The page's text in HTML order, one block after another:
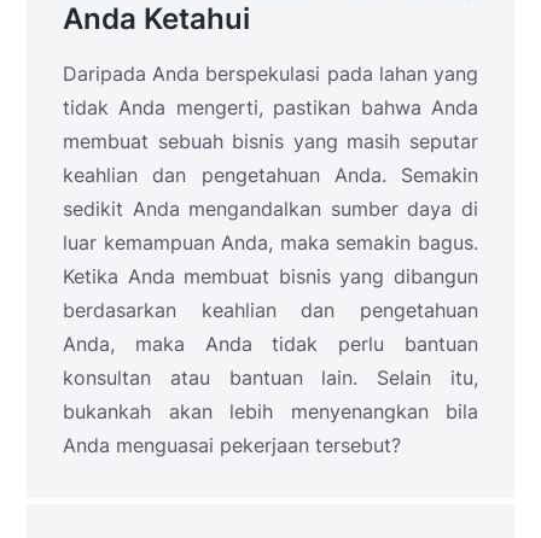
Anda Ketahui
Daripada Anda berspekulasi pada lahan yang
tidak Anda mengerti, pastikan bahwa Anda
membuat sebuah bisnis yang masih seputar
keahlian dan pengetahuan Anda. Semakin
sedikit Anda mengandalkan sumber daya di
luar kemampuan Anda, maka semakin bagus.
Ketika Anda membuat bisnis yang dibangun
berdasarkan keahlian dan pengetahuan
Anda, maka Anda tidak perlu bantuan
konsultan atau bantuan lain. Selain itu,
bukankah akan lebih menyenangkan bila
Anda menguasai pekerjaan tersebut?